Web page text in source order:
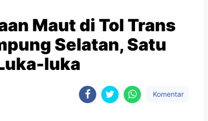
Maut di Tol Trans
Selatan, Satu
luka
Komentar